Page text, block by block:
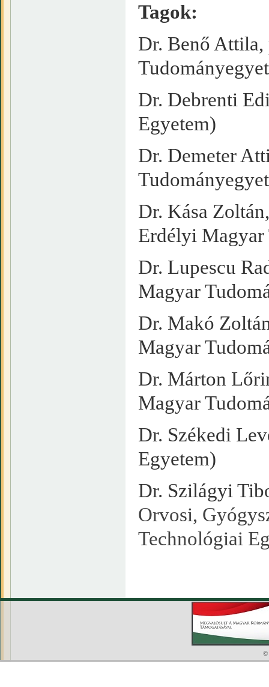
Tagok:
Dr. Benő
Dr. Debrenti
Egyetem)
Dr. Demeter
Dr. Kása
Erdélyi Magyar
Dr. Lupescu
Magyar
Dr. Makó
Magyar
Dr. Márton
Magyar
Dr. Székedi
Egyetem)
Dr. Szilágyi
Orvosi,
Technológiai
©